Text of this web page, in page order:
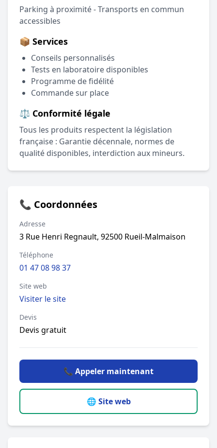
Parking à proximité - Transports en commun
accessibles
📦 Services
Conseils personnalisés
Tests en laboratoire disponibles
Programme de fidélité
Commande sur place
⚖️ Conformité légale
Tous les produits respectent la législation
française : Garantie décennale, normes de
qualité disponibles, interdiction aux mineurs.
📞 Coordonnées
Adresse
3 Rue Henri Regnault, 92500 Rueil-Malmaison
Téléphone
01 47 08 98 37
Site web
Visiter le site
Devis
Devis gratuit
📞 Appeler maintenant
🌐 Site web